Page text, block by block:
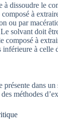
dissoudre le
à
ou par
solvant doit
à
à celle
présente dans
méthodes